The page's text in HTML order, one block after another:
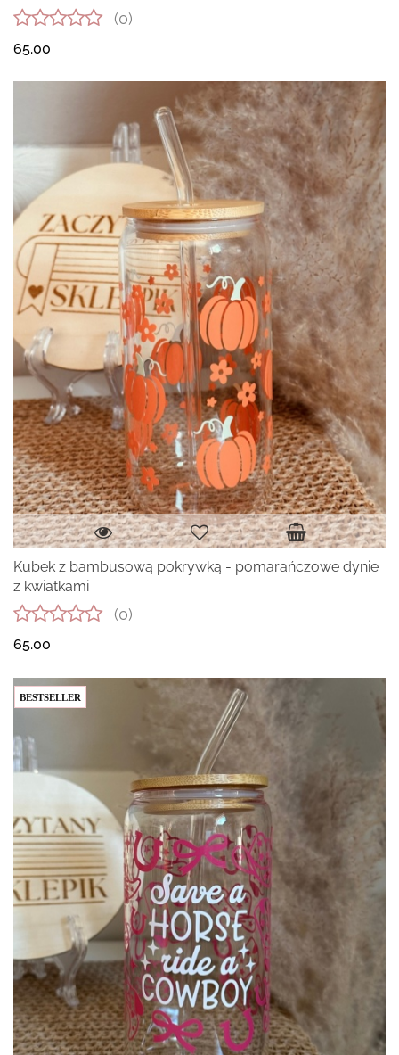
(0)
65.00
Kubek z bambusową pokrywką - pomarańczowe dynie
z kwiatkami
(0)
65.00
BESTSELLER